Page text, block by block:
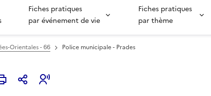
Fiches pratiques
par événement de vie
Fiches pratiques
par thème
Orientales - 66 Police municipale - Prades